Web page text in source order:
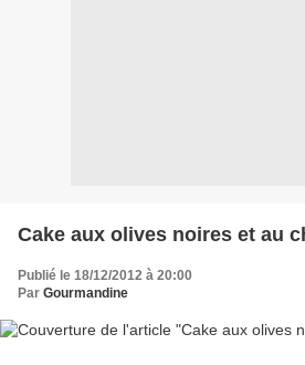
Cake aux olives noires et au
Publié le 18/12/2012 à 20:00
Par Gourmandine